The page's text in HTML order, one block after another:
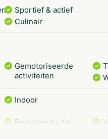
Sportief & actief
Culinair
Gemotoriseerde
activiteiten
Indoor
Personeelsuitje